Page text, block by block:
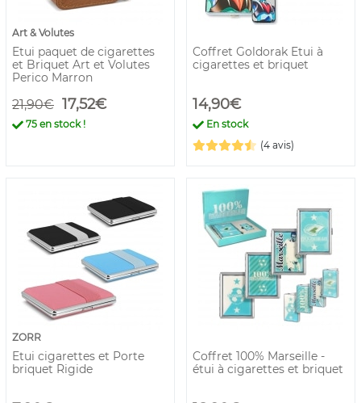
Art & Volutes
Etui paquet de cigarettes
et Briquet Art et Volutes
Perico Marron
21,90€ 17,52€
75 en stock !
Coffret Goldorak Etui à
cigarettes et briquet
14,90€
En stock
(4 avis)
ZORR
Etui cigarettes et Porte
briquet Rigide
Coffret 100% Marseille -
étui à cigarettes et briquet